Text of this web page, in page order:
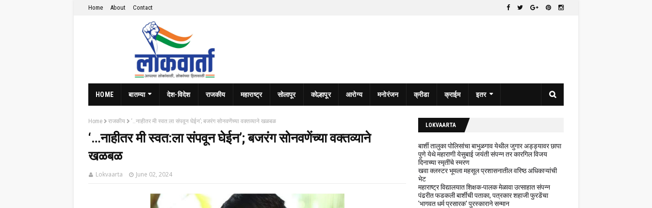
Home About Contact
HOME बातम्या देश-विदेश राजकीय महाराष्ट्र सोलापूर कोल्हापूर आरोग्य मनोरंजन क्रीडा क्राईम इतर
Home राजकीय ‘…नाहीतर मी स्वत:ला संपवून घेईन’; बजरंग सोनवणेंच्या वक्तव्याने खळबळ
‘…नाहीतर मी स्वत:ला संपवून घेईन’; बजरंग सोनवणेंच्या वक्तव्याने
खळबळ
Lokvaarta June 02, 2024
LOKVAARTA
बार्शी तालुका पोलिसांचा बाभुळगाव येथील जुगार अड्ड्यावर छापा
पुणे येथे महाराणी येसुबाई जयंती संपन्न तर कारगिल विजय
दिनाच्या स्मृतींचे स्मरण
खवा क्लस्टर भूमला महसूल प्रशासनातील वरिष्ठ अधिकाऱ्यांची
भेट
महाराष्ट्र विद्यालयात शिक्षक-पालक मेळावा उत्साहात संपन्न
पंढरीत फडकली बार्शीची पताका, पत्रकार शहाजी फुरडेंचा
'भागवत धर्म प्रसारक' पुरस्काराने सन्मान